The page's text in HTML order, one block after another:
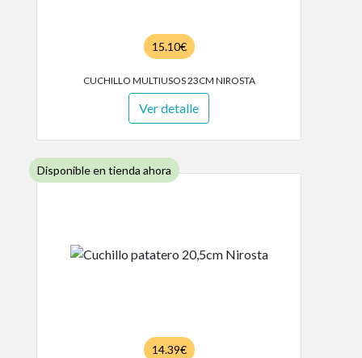
15.10€
CUCHILLO MULTIUSOS 23CM NIROSTA
Ver detalle
Disponible en tienda ahora
14.39€